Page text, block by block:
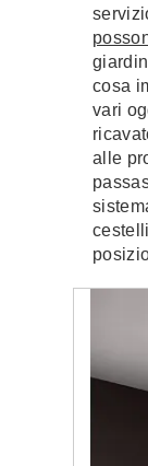
cosa
vari
alle